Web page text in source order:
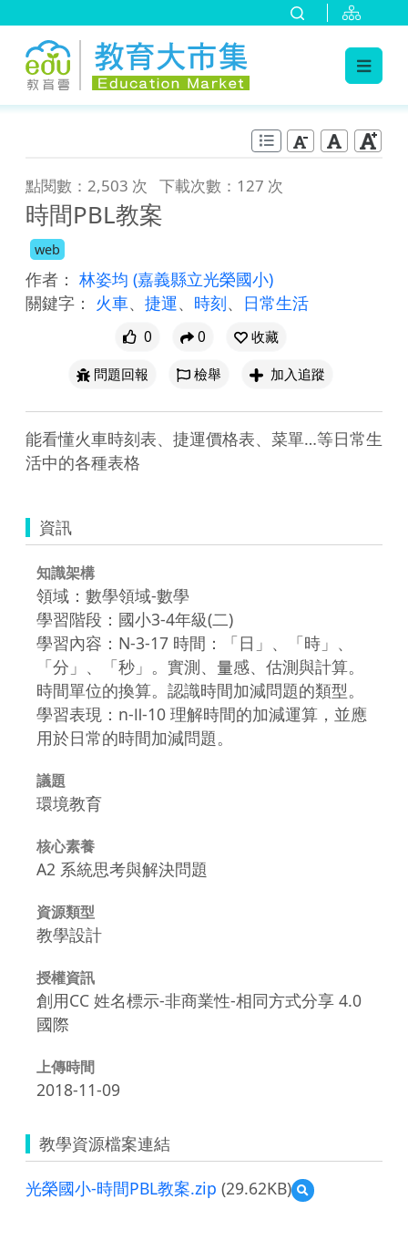
點閱數：2,503 次 下載次數：127 次
時間PBL教案
web
作者： 林姿均 (嘉義縣立光榮國小)
關鍵字：
火車、 捷運、 時刻、 日常生活
0 0
收藏
問題回報
檢舉 加入追蹤
能看懂火車時刻表、捷運價格表、菜單…等日常生
活中的各種表格
資訊
知識架構
領域：數學領域-數學
學習階段：國小3-4年級(二)
學習內容：N-3-17 時間：「日」、「時」、
「分」、「秒」。實測、量感、估測與計算。
時間單位的換算。認識時間加減問題的類型。
學習表現：n-Ⅱ-10 理解時間的加減運算，並應
用於日常的時間加減問題。
議題
環境教育
核心素養
A2 系統思考與解決問題
資源類型
教學設計
授權資訊
創用CC 姓名標示-非商業性-相同方式分享 4.0
國際
上傳時間
2018-11-09
教學資源檔案連結
光榮國小-時間PBL教案.zip (29.62KB)
預
覽